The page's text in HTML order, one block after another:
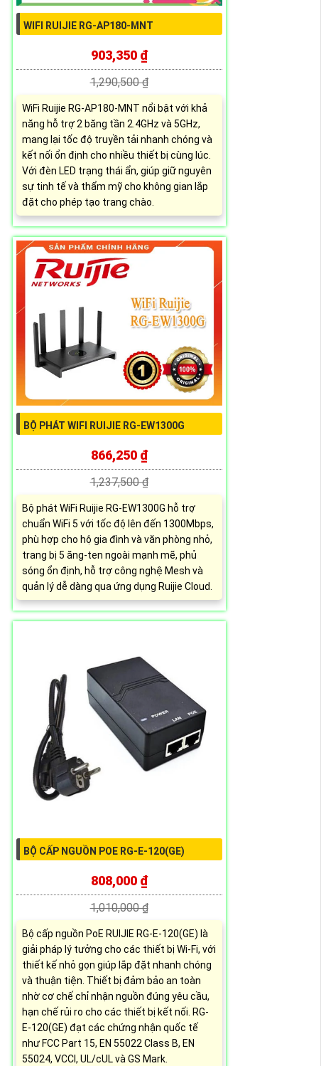
WIFI RUIJIE RG-AP180-MNT
903,350 ₫
1,290,500 ₫
WiFi Ruijie RG-AP180-MNT nổi bật với khả
năng hỗ trợ 2 băng tần 2.4GHz và 5GHz,
mang lại tốc độ truyền tải nhanh chóng và
kết nối ổn định cho nhiều thiết bị cùng lúc.
Với đèn LED trạng thái ẩn, giúp giữ nguyên
sự tinh tế và thẩm mỹ cho không gian lắp
đặt cho phép tạo trang chào.
BỘ PHÁT WIFI RUIJIE RG-EW1300G
866,250 ₫
1,237,500 ₫
Bộ phát WiFi Ruijie RG-EW1300G hỗ trợ
chuẩn WiFi 5 với tốc độ lên đến 1300Mbps,
phù hợp cho hộ gia đình và văn phòng nhỏ,
trang bị 5 ăng-ten ngoài mạnh mẽ, phủ
sóng ổn định, hỗ trợ công nghệ Mesh và
quản lý dễ dàng qua ứng dụng Ruijie Cloud.
BỘ CẤP NGUỒN POE RG-E-120(GE)
808,000 ₫
1,010,000 ₫
Bộ cấp nguồn PoE RUIJIE RG-E-120(GE) là
giải pháp lý tưởng cho các thiết bị Wi-Fi, với
thiết kế nhỏ gọn giúp lắp đặt nhanh chóng
và thuận tiện. Thiết bị đảm bảo an toàn
nhờ cơ chế chỉ nhận nguồn đúng yêu cầu,
hạn chế rủi ro cho các thiết bị kết nối. RG-
E-120(GE) đạt các chứng nhận quốc tế
như FCC Part 15, EN 55022 Class B, EN
55024, VCCI, UL/cUL và GS Mark.